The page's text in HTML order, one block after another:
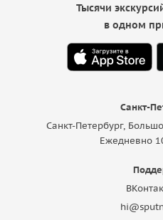
Санкт-
Санкт-Петербург,
Ежедневно
Тысячи
в одном